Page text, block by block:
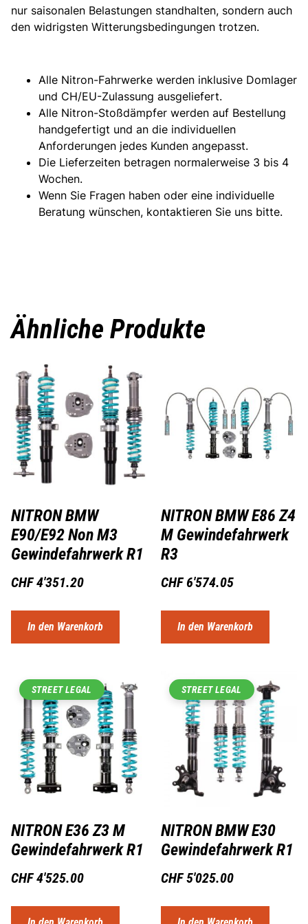
nur saisonalen Belastungen standhalten, sondern auch
den widrigsten Witterungsbedingungen trotzen.
Alle Nitron-Fahrwerke werden inklusive Domlager
und CH/EU-Zulassung ausgeliefert.
Alle Nitron-Stoßdämpfer werden auf Bestellung
handgefertigt und an die individuellen
Anforderungen jedes Kunden angepasst.
Die Lieferzeiten betragen normalerweise 3 bis 4
Wochen.
Wenn Sie Fragen haben oder eine individuelle
Beratung wünschen, kontaktieren Sie uns bitte.
Ähnliche Produkte
NITRON BMW
E90/E92 Non M3
Gewindefahrwerk R1
CHF4'351.20
In den Warenkorb
NITRON BMW E86 Z4
M Gewindefahrwerk
R3
CHF6'574.05
In den Warenkorb
STREET LEGAL
NITRON E36 Z3 M
Gewindefahrwerk R1
CHF4'525.00
STREET LEGAL
NITRON BMW E30
Gewindefahrwerk R1
CHF5'025.00